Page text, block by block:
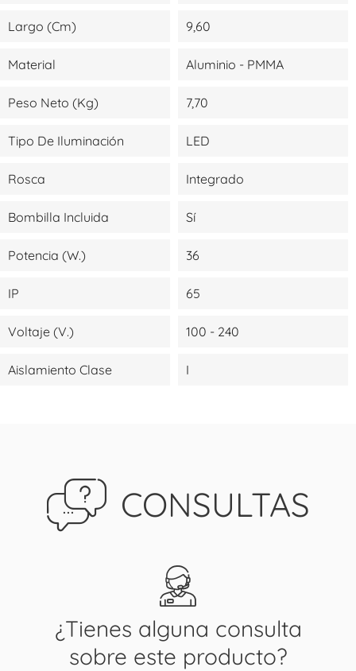
Largo (cm) 9,60
Material Aluminio - PMMA
Peso Neto (kg) 7,70
Tipo De Iluminación LED
Rosca Integrado
Bombilla Incluida Sí
Potencia (W.) 36
IP 65
Voltaje (V.) 100 - 240
Aislamiento Clase I
CONSULTAS
¿Tienes alguna consulta
sobre este producto?